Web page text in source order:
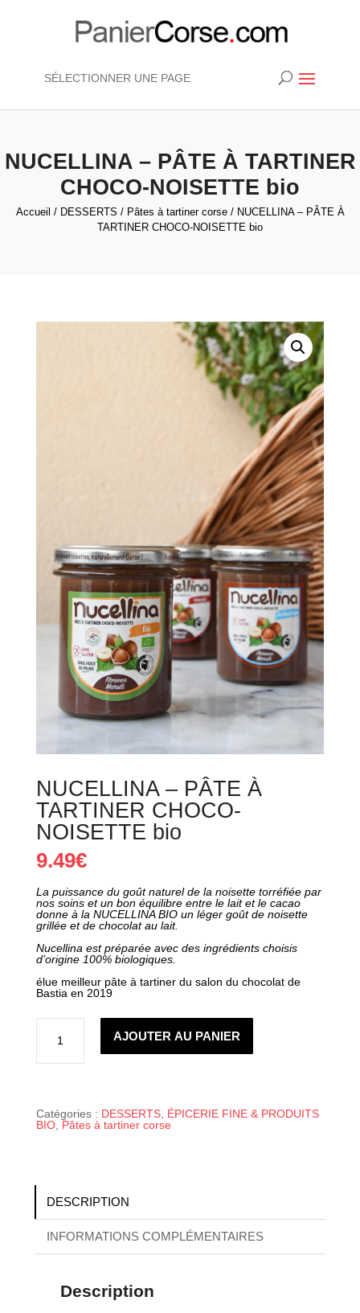
SÉLECTIONNER UNE PAGE
NUCELLINA – PÂTE À TARTINER
CHOCO-NOISETTE bio
Accueil / DESSERTS / Pâtes à tartiner corse/ NUCELLINA – PÂTE À
TARTINER CHOCO-NOISETTE bio
NUCELLINA – PÂTE À
TARTINER CHOCO-
NOISETTE bio
9.49€
La puissance du goût naturel de la noisette torréfiée par
nos soins et un bon équilibre entre le lait et le cacao
donne à la NUCELLINA BIO un léger goût de noisette
grillée et de chocolat au lait.
Nucellina est préparée avec des ingrédients choisis
d’origine 100% biologiques.
élue meilleur pâte à tartiner du salon du chocolat de
Bastia en 2019
quantité
NUCELLINA
PÂTE
NOISETTE
bio
AJOUTER AU PANIER
Catégories : DESSERTS, ÉPICERIE FINE & PRODUITS
BIO,Pâtes à tartiner corse
DESCRIPTION
INFORMATIONS COMPLÉMENTAIRES
Description